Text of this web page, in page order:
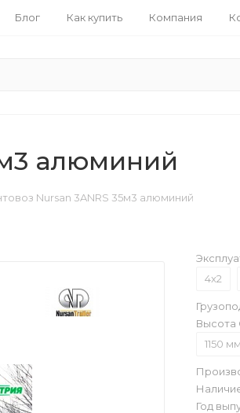
Блог Как купить Компания
алюминий
Nursan 3ANRS 35м3 алюминий
4x2
Высота
1150 мм
Год